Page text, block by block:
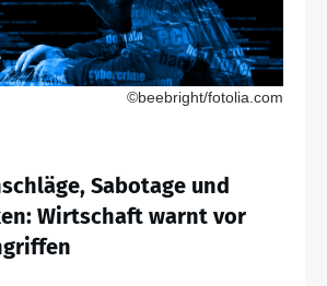
©beebright/fotolia.com
Sabotage und
Wirtschaft warnt vor